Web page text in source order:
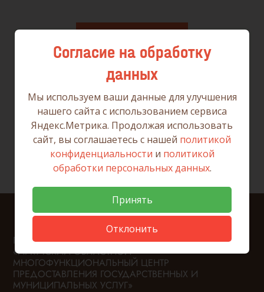
ГОСУДАРСТВЕННОЕ АВТОНОМНОЕ УЧРЕЖДЕНИЕ
«ИРКУТСКИЙ ОБЛАСТНОЙ
МНОГОФУНКЦИОНАЛЬНЫЙ ЦЕНТР
ПРЕДОСТАВЛЕНИЯ ГОСУДАРСТВЕННЫХ И
МУНИЦИПАЛЬНЫХ УСЛУГ»
Согласие на обработку
данных
Мы используем ваши данные для улучшения
нашего сайта с использованием сервиса
Яндекс.Метрика. Продолжая использовать
сайт, вы соглашаетесь с нашей политикой
конфиденциальности и политикой
обработки персональных данных.
Принять
Отклонить